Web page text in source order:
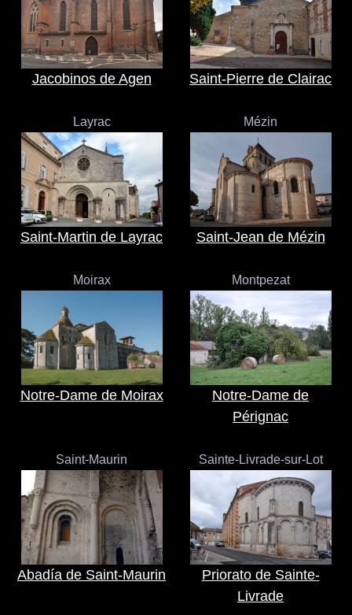
Jacobinos de Agen Saint-Pierre de Clairac
Layrac
Saint-Martin de Layrac
Mézin
Saint-Jean de Mézin
Moirax
Notre-Dame de Moirax
Montpezat
Notre-Dame de
Pérignac
Saint-Maurin
Abadía de Saint-Maurin
Sainte-Livrade-sur-Lot
Priorato de Sainte-
Livrade